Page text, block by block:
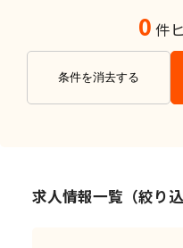
0 件
条件を消去する
求人情報一覧（絞り込